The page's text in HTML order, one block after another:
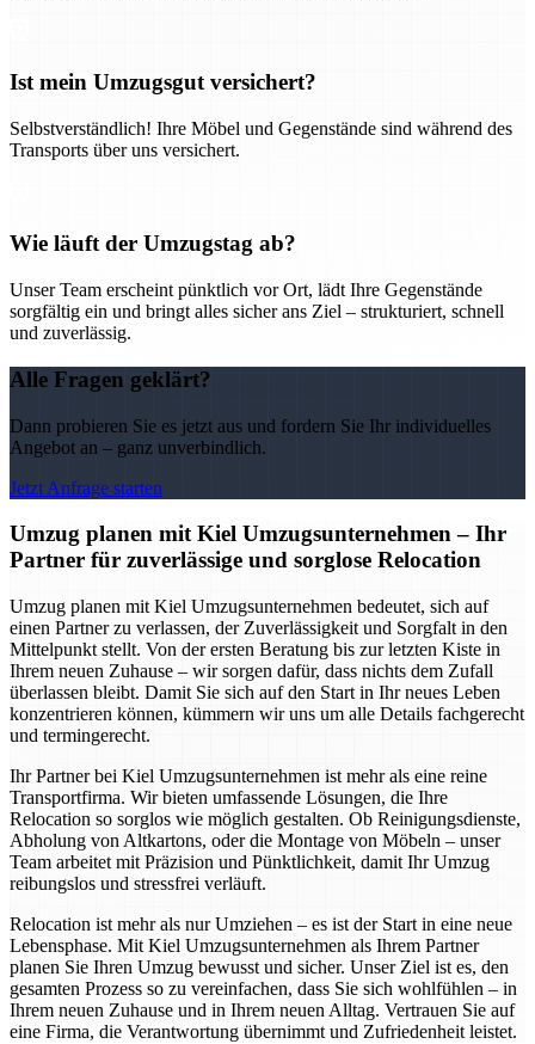
Ist mein Umzugsgut versichert?
Selbstverständlich! Ihre Möbel und Gegenstände sind während des
Transports über uns versichert.
Wie läuft der Umzugstag ab?
Unser Team erscheint pünktlich vor Ort, lädt Ihre Gegenstände
sorgfältig ein und bringt alles sicher ans Ziel – strukturiert, schnell
und zuverlässig.
Alle Fragen geklärt?
Dann probieren Sie es jetzt aus und fordern Sie Ihr individuelles
Angebot an – ganz unverbindlich.
Jetzt Anfrage starten
Umzug planen mit Kiel Umzugsunternehmen – Ihr
Partner für zuverlässige und sorglose Relocation
Umzug planen mit Kiel Umzugsunternehmen bedeutet, sich auf
einen Partner zu verlassen, der Zuverlässigkeit und Sorgfalt in den
Mittelpunkt stellt. Von der ersten Beratung bis zur letzten Kiste in
Ihrem neuen Zuhause – wir sorgen dafür, dass nichts dem Zufall
überlassen bleibt. Damit Sie sich auf den Start in Ihr neues Leben
konzentrieren können, kümmern wir uns um alle Details fachgerecht
und termingerecht.
Ihr Partner bei Kiel Umzugsunternehmen ist mehr als eine reine
Transportfirma. Wir bieten umfassende Lösungen, die Ihre
Relocation so sorglos wie möglich gestalten. Ob Reinigungsdienste,
Abholung von Altkartons, oder die Montage von Möbeln – unser
Team arbeitet mit Präzision und Pünktlichkeit, damit Ihr Umzug
reibungslos und stressfrei verläuft.
Relocation ist mehr als nur Umziehen – es ist der Start in eine neue
Lebensphase. Mit Kiel Umzugsunternehmen als Ihrem Partner
planen Sie Ihren Umzug bewusst und sicher. Unser Ziel ist es, den
gesamten Prozess so zu vereinfachen, dass Sie sich wohlfühlen – in
Ihrem neuen Zuhause und in Ihrem neuen Alltag. Vertrauen Sie auf
eine Firma, die Verantwortung übernimmt und Zufriedenheit leistet.